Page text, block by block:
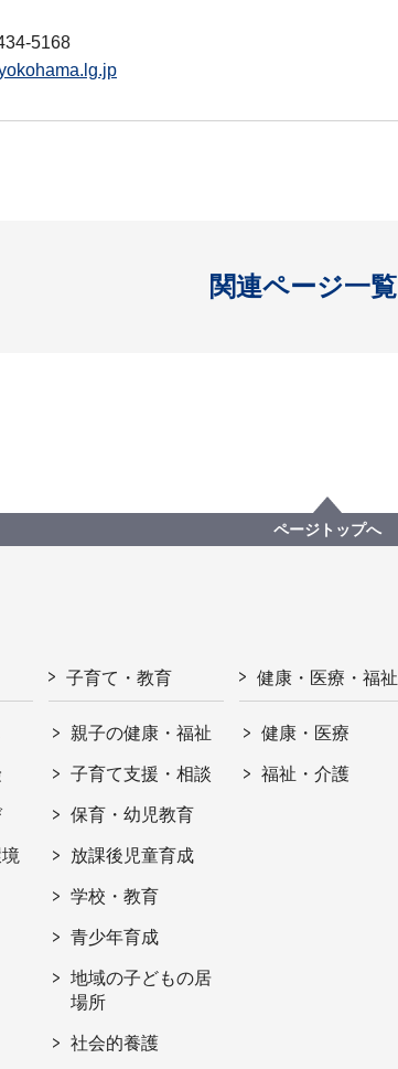
5168
関連ページ一覧
開く
ページトップへ
子育て・教育
親子の健康・福祉
子育て支援・相談
保育・幼児教育
放課後児童育成
学校・教育
青少年育成
地域の子どもの居
場所
社会的養護
健康・医療・福祉
健康・医療
福祉・介護